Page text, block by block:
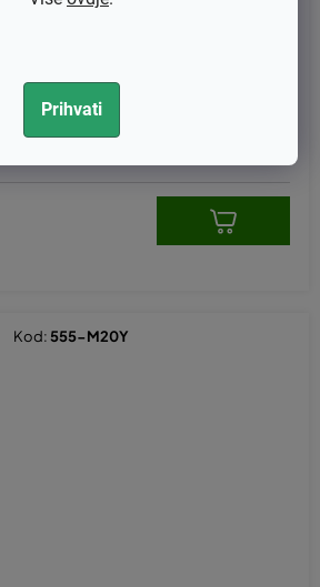
Prihvati
Husqvarna 555, 560, 562 original 505
598750301, 505157901
Kod: 555-M20Y